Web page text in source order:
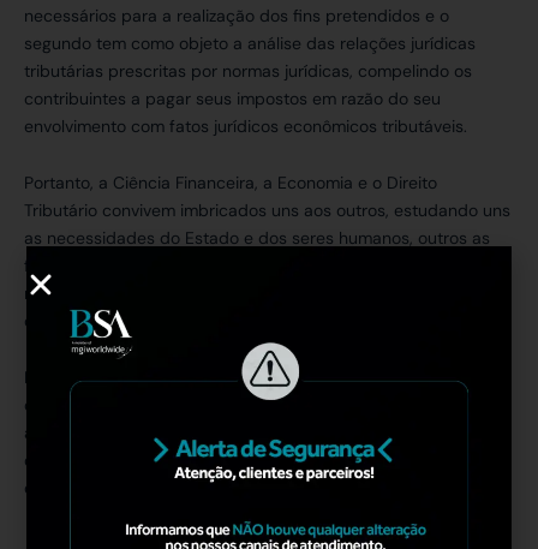
necessários para a realização dos fins pretendidos e o
segundo tem como objeto a análise das relações jurídicas
tributárias prescritas por normas jurídicas, compelindo os
contribuintes a pagar seus impostos em razão do seu
envolvimento com fatos jurídicos econômicos tributáveis.
Portanto, a Ciência Financeira, a Economia e o Direito
Tributário convivem imbricados uns aos outros, estudando uns
as necessidades do Estado e dos seres humanos, outros as
formas de consecução desses fins e outros estudando os
meios especificamente adotados, sua composição, forma,
características, etc.
Dessa forma, Economia e Direito Tributário, bem como outras
ciências estudam os mesmos fenômenos, no entanto, sob
aspectos distintos, formando premissas próprias de cada
ciência e que podem ser úteis para a realização do bem
comum quando analisadas em conjunto.
O INSTRUMENTO JURÍDICO/ECONÔMICO TRIBUTO